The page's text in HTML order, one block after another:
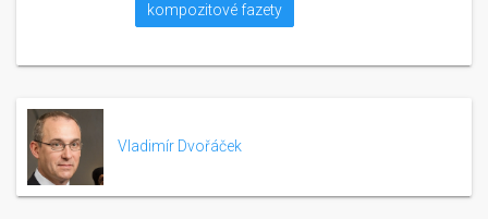
kompozitové fazety
Vladimír Dvořáček